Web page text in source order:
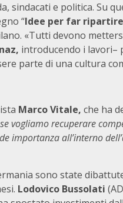
sindacati e politica. Su
“Idee per far
«Tutti devono
introducendo i lavori–
parte di una cultura
Marco Vitale, che ha
vogliamo recuperare
importanza all’interno
sono state
Lodovico Bussolati